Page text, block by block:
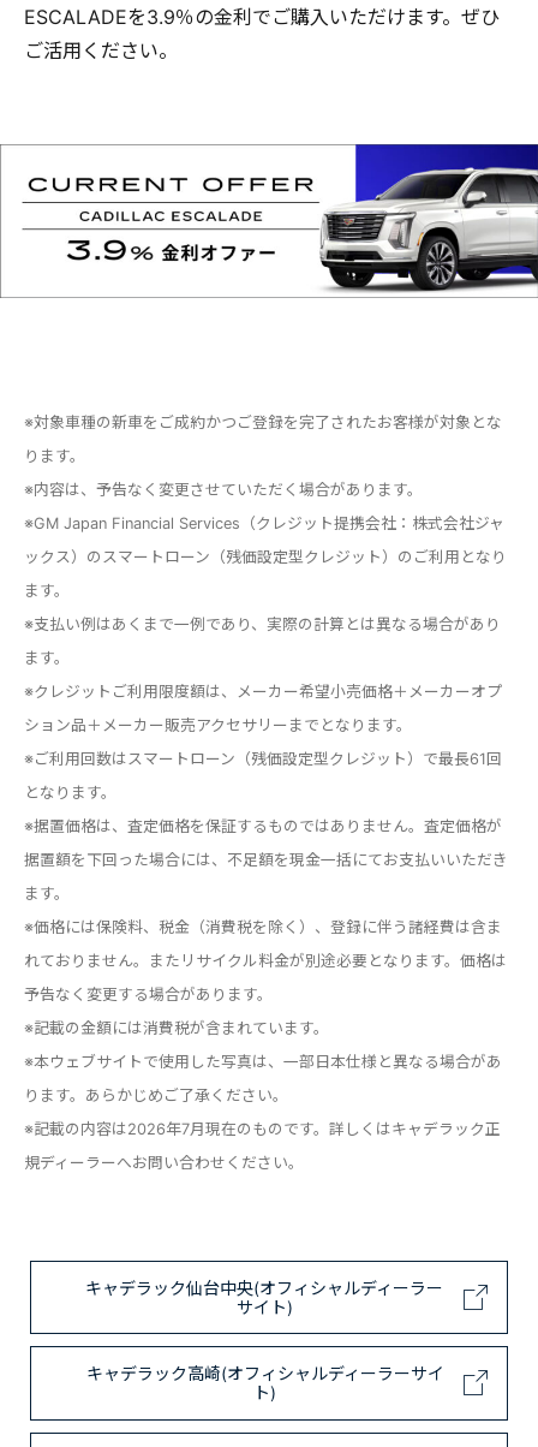
ESCALADEを3.9％の金利でご購入いただけます。ぜひ
ご活用ください。
※対象車種の新車をご成約かつご登録を完了されたお客様が対象とな
ります。
※内容は、予告なく変更させていただく場合があります。
※GM Japan Financial Services（クレジット提携会社：株式会社ジャ
ックス）のスマートローン（残価設定型クレジット）のご利用となり
ます。
※支払い例はあくまで一例であり、実際の計算とは異なる場合があり
ます。
※クレジットご利用限度額は、メーカー希望小売価格＋メーカーオプ
ション品＋メーカー販売アクセサリーまでとなります。
※ご利用回数はスマートローン（残価設定型クレジット）で最長61回
となります。
※据置価格は、査定価格を保証するものではありません。査定価格が
据置額を下回った場合には、不足額を現金一括にてお支払いいただき
ます。
※価格には保険料、税金（消費税を除く）、登録に伴う諸経費は含ま
れておりません。またリサイクル料金が別途必要となります。価格は
予告なく変更する場合があります。
※記載の金額には消費税が含まれています。
※本ウェブサイトで使用した写真は、一部日本仕様と異なる場合があ
ります。あらかじめご了承ください。
※記載の内容は2026年7月現在のものです。詳しくはキャデラック正
規ディーラーへお問い合わせください。
キャデラック仙台中央(オフィシャルディーラー
サイト)
キャデラック高崎(オフィシャルディーラーサイ
ト)